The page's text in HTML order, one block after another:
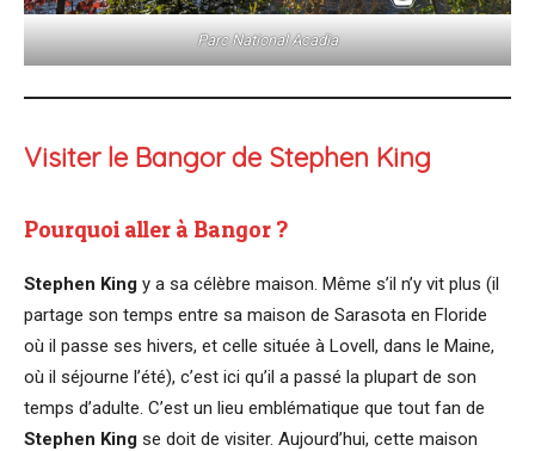
Parc National Acadia
Visiter le Bangor de Stephen King
Pourquoi aller à Bangor ?
Stephen King y a sa célèbre maison. Même s’il n’y vit plus (il
partage son temps entre sa maison de Sarasota en Floride
où il passe ses hivers, et celle située à Lovell, dans le Maine,
où il séjourne l’été), c’est ici qu’il a passé la plupart de son
temps d’adulte. C’est un lieu emblématique que tout fan de
Stephen King se doit de visiter. Aujourd’hui, cette maison